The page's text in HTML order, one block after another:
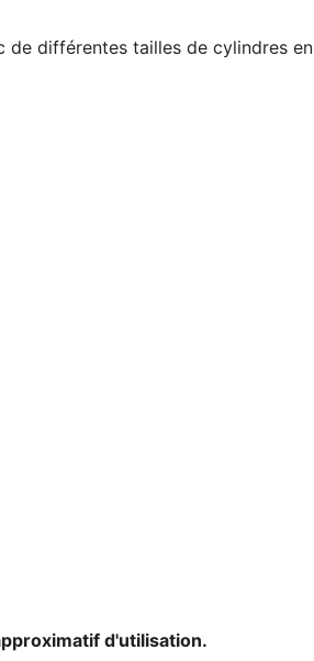
de différentes tailles de cylindres en
d'utilisation.